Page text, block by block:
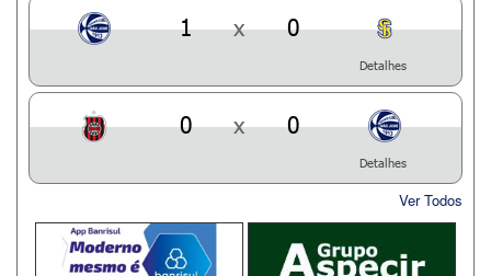
1 x 0
Detalhes
0 x 0
Detalhes
Ver Todos